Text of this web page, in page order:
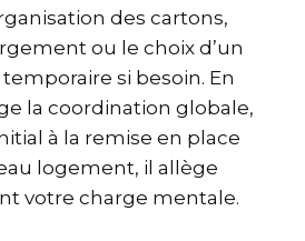
des cartons,
ou le choix d’un
si besoin. En
la coordination globale,
à la remise en place
logement, il allège
votre charge mentale.